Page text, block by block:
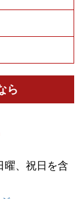
ら
、祝日を含